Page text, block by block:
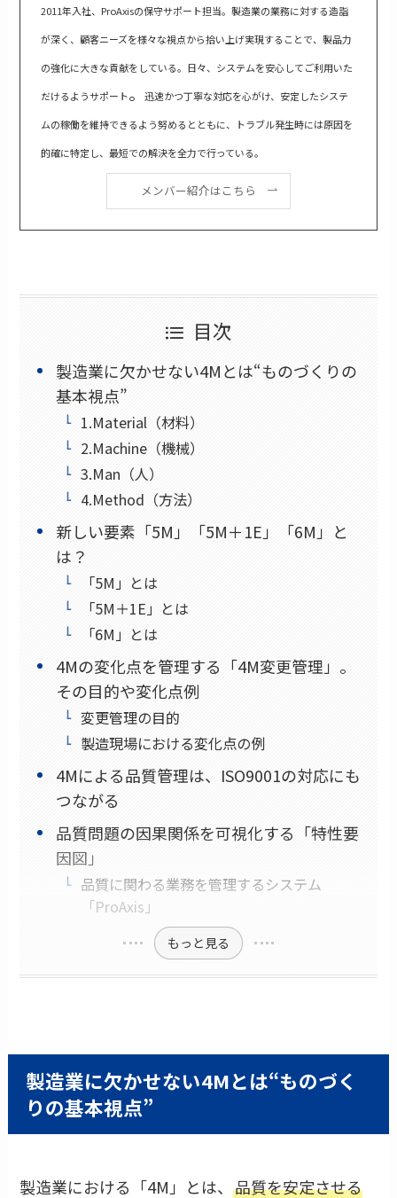
2011年入社、ProAxisの保守サポート担当。製造業の業務に対する造詣
が深く、顧客ニーズを様々な視点から拾い上げ実現することで、製品力
の強化に大きな貢献をしている。日々、システムを安心してご利用いた
だけるようサポート。
迅速かつ丁寧な対応を心がけ、安定したシステ
ムの稼働を維持できるよう努めるとともに、トラブル発生時には原因を
的確に特定し、最短での解決を全力で行っている。
メンバー紹介はこちら
目次
製造業に欠かせない4Mとは“ものづくりの
基本視点”
1.Material（材料）
2.Machine（機械）
3.Man（人）
4.Method（方法）
新しい要素「5M」「5M＋1E」「6M」と
は？
「5M」とは
「5M＋1E」とは
「6M」とは
4Mの変化点を管理する「4M変更管理」。
その目的や変化点例
変更管理の目的
製造現場における変化点の例
4Mによる品質管理は、ISO9001の対応にも
つながる
品質問題の因果関係を可視化する「特性要
因図」
品質に関わる業務を管理するシステム
「ProAxis」
もっと見る
製造業に欠かせない4Mとは“ものづく
りの基本視点”
製造業における「4M」とは、品質を安定させる